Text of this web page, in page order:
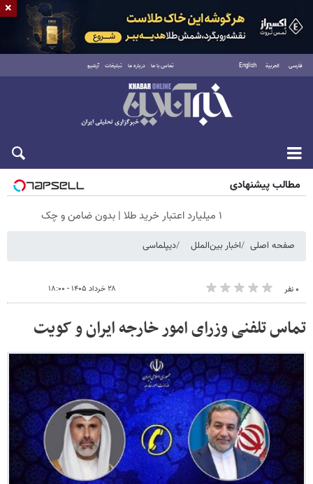
فارسی العربية English تماس با ما درباره ما تبلیغات آرشیو
جمعه ۱۶ مرداد ۱۴۰۵
مطالب پیشنهادی
۱ میلیارد اعتبار خرید طلا | بدون ضامن و چک
صفحه اصلی اخبار بین‌الملل دیپلماسی
۰ نفر ۲۸ خرداد ۱۴۰۵ - ۱۸:۰۰
تماس تلفنی وزرای امور خارجه ایران و کویت
×